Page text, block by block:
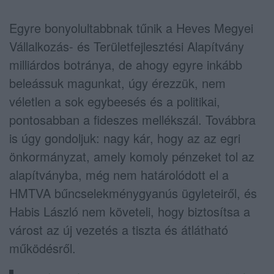
Egyre bonyolultabbnak tűnik a Heves Megyei
Vállalkozás- és Területfejlesztési Alapítvány
milliárdos botránya, de ahogy egyre inkább
beleássuk magunkat, úgy érezzük, nem
véletlen a sok egybeesés és a politikai,
pontosabban a fideszes mellékszál. Továbbra
is úgy gondoljuk: nagy kár, hogy az az egri
önkormányzat, amely komoly pénzeket tol az
alapítványba, még nem határolódott el a
HMTVA bűncselekménygyanús ügyleteiről, és
Habis László nem követeli, hogy biztosítsa a
várost az új vezetés a tiszta és átlátható
működésről.